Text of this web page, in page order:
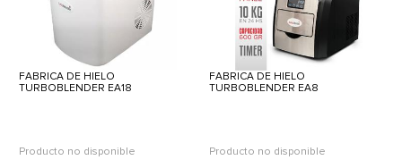
FABRICA DE HIELO
TURBOBLENDER EA18
Producto no disponible
FABRICA DE HIELO
TURBOBLENDER EA8
Producto no disponible